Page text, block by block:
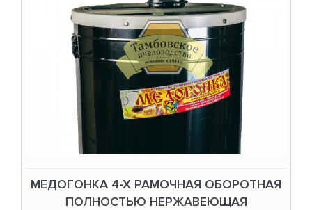
МЕДОГОНКА 4-Х РАМОЧНАЯ ОБОРОТНАЯ
ПОЛНОСТЬЮ НЕРЖАВЕЮЩАЯ